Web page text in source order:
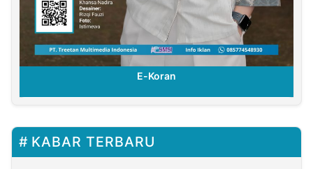
E-Koran
KABAR TERBARU